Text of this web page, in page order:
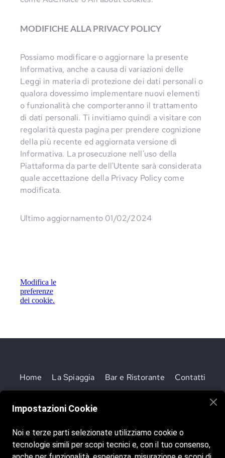
MODIFICHE ALLA PRIVACY POLICY
Possiamo modificare o aggiornare la presente
Informativa, anche a causa di variazioni delle
Leggi in materia di protezione dei dati personali o
qualora dovessimo implementare nuovi elementi
o funzionalità che comporteranno il trattamento
di dati personali. Ti invitiamo quindi a visitare con
regolarità questa pagina per prendere cognizione
della più recente ed aggiornata versione di
Informativa. La prosecuzione nell'uso della
Piattaforma da parte dell'Utente sarà considerata
quale accettazione della Privacy Policy come
modificata.
Ultimo aggiornamento 01/02/2024
Modifica le
preferenze
dei cookie.
Home La Spiaggia Bar e Ristorante Contatti
Impostazioni Cookie
Noi e terze parti selezionate utilizziamo cookie o
tecnologie simili per scopi tecnici e, con il tuo consenso,